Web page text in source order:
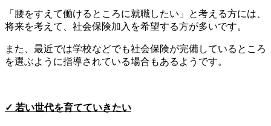
「腰をすえて働けるところに就職したい」と考える方には、
将来を考えて、社会保険加入を希望する方が多いです。
また、最近では学校などでも社会保険が完備しているところ
を選ぶように指導されている場合もあるようです。
✓ 若い世代を育てていきたい